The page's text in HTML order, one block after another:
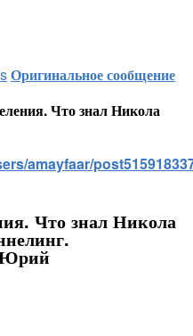
Оригинальное сообщение
Что знал Никола
amayfaar/
Что знал Никола